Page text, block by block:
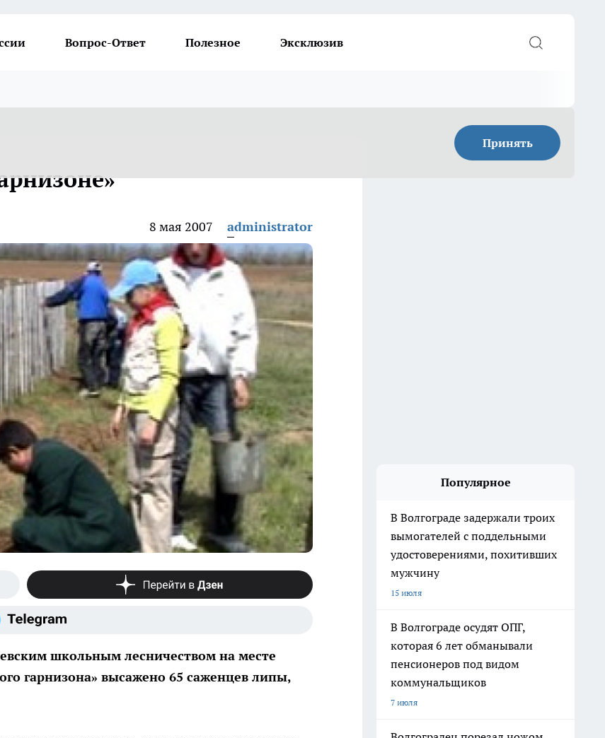
Вопрос-Ответ Полезное Эксклюзив
Принять
8 мая 2007 administrator
школьным лесничеством на месте
гарнизона» высажено 65 саженцев липы,
Популярное
В Волгограде задержали троих
вымогателей с поддельными
удостоверениями, похитивших
мужчину
15 июля
В Волгограде осудят ОПГ,
которая 6 лет обманывали
пенсионеров под видом
коммунальщиков
7 июля